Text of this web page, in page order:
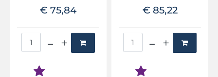
€ 75,84 € 85,22